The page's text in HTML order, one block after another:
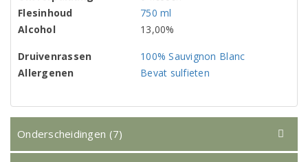
Flesinhoud
750 ml
Alcohol
13,00%
Druivenrassen
100% Sauvignon Blanc
Allergenen
Bevat sulfieten
Onderscheidingen (7)